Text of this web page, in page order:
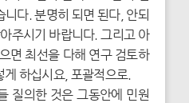
다. 분명히 되면 된다, 안되
주시기 바랍니다. 그리고 아
면 최선을 다해 연구 검토하
게 하십시요, 포괄적으로.
질의한 것은 그동안에 민원